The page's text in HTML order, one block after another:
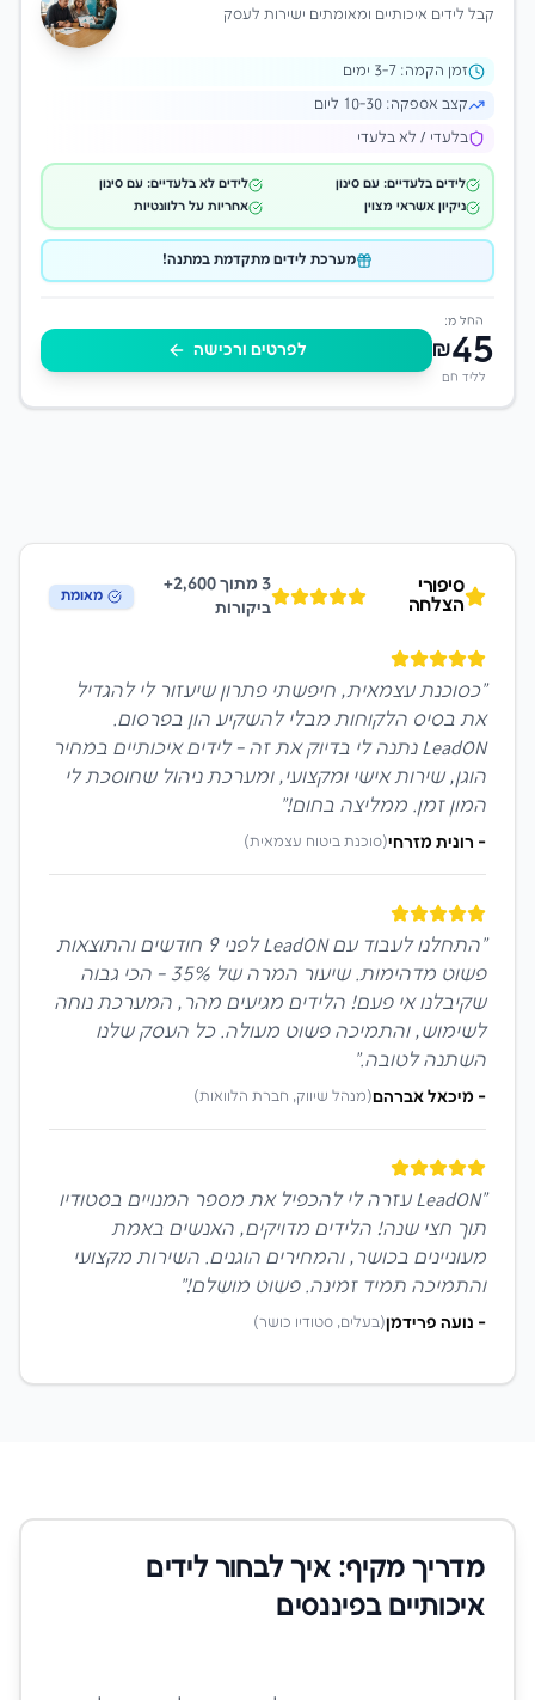
קבל לידים איכותיים ומאומתים ישירות לעסק
זמן הקמה: 3-7 ימים
קצב אספקה: 10-30 ליום
בלעדי / לא בלעדי
לידים בלעדיים: עם סינון
לידים לא בלעדיים: עם סינון
ניקיון אשראי מצוין
אחריות על רלוונטיות
מערכת לידים מתקדמת במתנה!
החל מ:
₪45
לליד חם
לפרטים ורכישה
סיפורי
הצלחה
3
מתוך 2,600+
ביקורות
מאומת
"כסוכנת עצמאית, חיפשתי פתרון שיעזור לי להגדיל
את בסיס הלקוחות מבלי להשקיע הון בפרסום.
LeadON נתנה לי בדיוק את זה - לידים איכותיים במחיר
הוגן, שירות אישי ומקצועי, ומערכת ניהול שחוסכת לי
המון זמן. ממליצה בחום!"
- רונית מזרחי(סוכנת ביטוח עצמאית)
"
התחלנו לעבוד עם LeadON לפני 9 חודשים והתוצאות
פשוט מדהימות. שיעור המרה של 35% - הכי גבוה
שקיבלנו אי פעם! הלידים מגיעים מהר, המערכת נוחה
לשימוש, והתמיכה פשוט מעולה. כל העסק שלנו
השתנה לטובה."
- מיכאל אברהם(מנהל שיווק, חברת הלוואות)
"
LeadON עזרה לי להכפיל את מספר המנויים בסטודיו
תוך חצי שנה! הלידים מדויקים, האנשים באמת
מעוניינים בכושר, והמחירים הוגנים. השירות מקצועי
והתמיכה תמיד זמינה. פשוט מושלם!"
- נועה פרידמן(בעלים, סטודיו כושר)
מדריך מקיף: איך לבחור לידים
איכותיים בפיננסים